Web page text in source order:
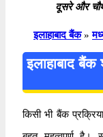
दूसरे और
इलाहाबाद बैंक »
इलाहाबाद बैंक
किसी भी बैंक